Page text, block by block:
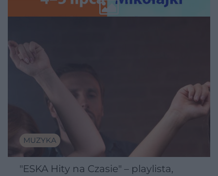
Wawelu
MUZYKA
"ESKA Hity na Czasie" – playlista,